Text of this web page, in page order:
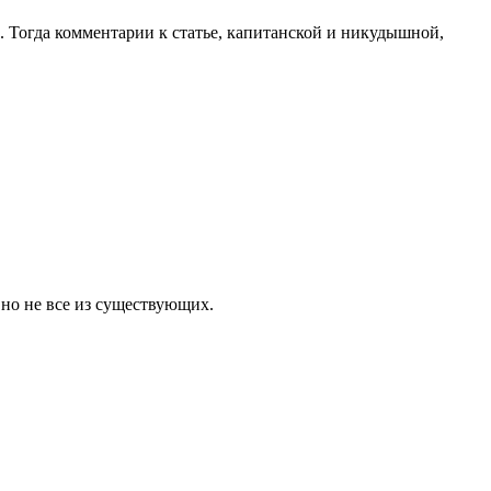
комментарии к статье, капитанской и никудышной,
не все из существующих.